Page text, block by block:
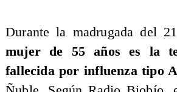
Durante la madrugada del
mujer de 55 años es la
fallecida por influenza tipo A